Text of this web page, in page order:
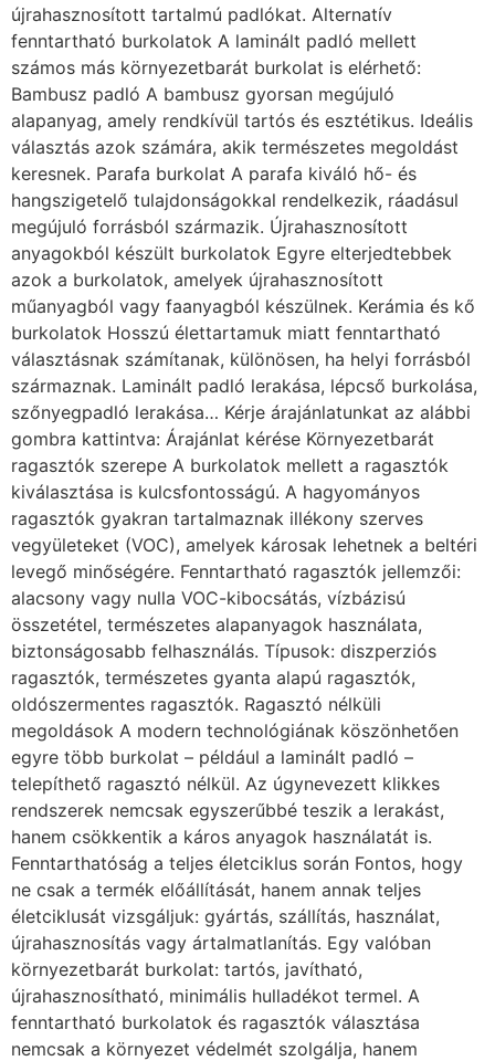
újrahasznosított tartalmú padlókat. Alternatív
fenntartható burkolatok A laminált padló mellett
számos más környezetbarát burkolat is elérhető:
Bambusz padló A bambusz gyorsan megújuló
alapanyag, amely rendkívül tartós és esztétikus. Ideális
választás azok számára, akik természetes megoldást
keresnek. Parafa burkolat A parafa kiváló hő- és
hangszigetelő tulajdonságokkal rendelkezik, ráadásul
megújuló forrásból származik. Újrahasznosított
anyagokból készült burkolatok Egyre elterjedtebbek
azok a burkolatok, amelyek újrahasznosított
műanyagból vagy faanyagból készülnek. Kerámia és kő
burkolatok Hosszú élettartamuk miatt fenntartható
választásnak számítanak, különösen, ha helyi forrásból
származnak. Laminált padló lerakása, lépcső burkolása,
szőnyegpadló lerakása… Kérje árajánlatunkat az alábbi
gombra kattintva: Árajánlat kérése Környezetbarát
ragasztók szerepe A burkolatok mellett a ragasztók
kiválasztása is kulcsfontosságú. A hagyományos
ragasztók gyakran tartalmaznak illékony szerves
vegyületeket (VOC), amelyek károsak lehetnek a beltéri
levegő minőségére. Fenntartható ragasztók jellemzői:
alacsony vagy nulla VOC-kibocsátás, vízbázisú
összetétel, természetes alapanyagok használata,
biztonságosabb felhasználás. Típusok: diszperziós
ragasztók, természetes gyanta alapú ragasztók,
oldószermentes ragasztók. Ragasztó nélküli
megoldások A modern technológiának köszönhetően
egyre több burkolat – például a laminált padló –
telepíthető ragasztó nélkül. Az úgynevezett klikkes
rendszerek nemcsak egyszerűbbé teszik a lerakást,
hanem csökkentik a káros anyagok használatát is.
Fenntarthatóság a teljes életciklus során Fontos, hogy
ne csak a termék előállítását, hanem annak teljes
életciklusát vizsgáljuk: gyártás, szállítás, használat,
újrahasznosítás vagy ártalmatlanítás. Egy valóban
környezetbarát burkolat: tartós, javítható,
újrahasznosítható, minimális hulladékot termel. A
fenntartható burkolatok és ragasztók választása
nemcsak a környezet védelmét szolgálja, hanem